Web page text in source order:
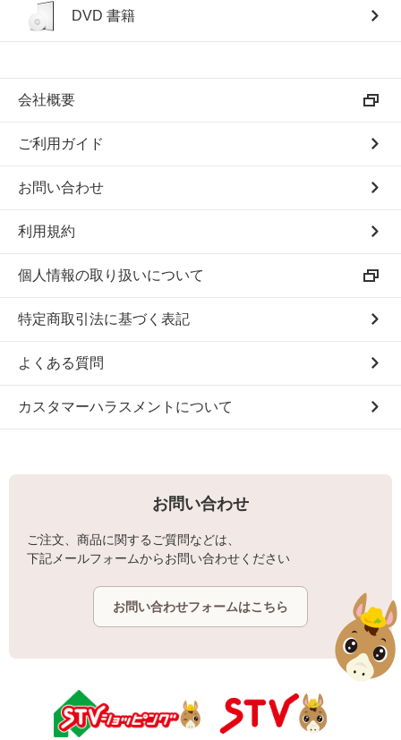
DVD 書籍
会社概要
ご利用ガイド
お問い合わせ
利用規約
個人情報の取り扱いについて
特定商取引法に基づく表記
よくある質問
カスタマーハラスメントについて
お問い合わせ
ご注文、商品に関するご質問などは、
下記メールフォームからお問い合わせください
お問い合わせフォームはこちら